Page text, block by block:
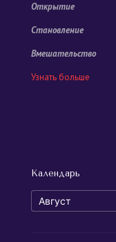
Открытие
Становление
Вмешательство
Узнать больше
Календарь